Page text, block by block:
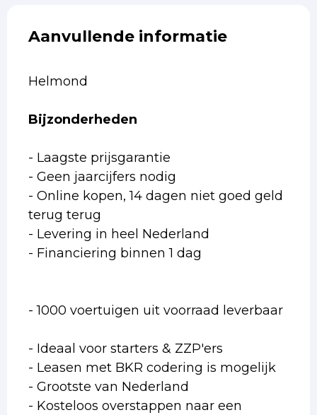
Aanvullende informatie
Helmond
Bijzonderheden
- Laagste prijsgarantie
- Geen jaarcijfers nodig
- Online kopen, 14 dagen niet goed geld
terug terug
- Levering in heel Nederland
- Financiering binnen 1 dag
- 1000 voertuigen uit voorraad leverbaar
- Ideaal voor starters & ZZP'ers
- Leasen met BKR codering is mogelijk
- Grootste van Nederland
- Kosteloos overstappen naar een